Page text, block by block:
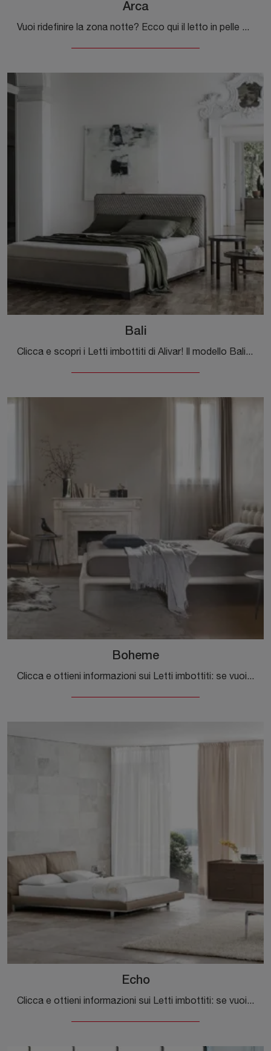
Arca
Vuoi ridefinire la zona notte? Ecco qui il letto in pelle Arca di Alivar per spazi moderni.
Bali
Clicca e scopri i Letti imbottiti di Alivar! Il modello Bali in tessuto ti aspetta nelle versioni matrimoniali.
Boheme
Clicca e ottieni informazioni sui Letti imbottiti: se vuoi modelli matrimoniali moderni, il modello Boheme Alivar fa al caso tuo.
Echo
Clicca e ottieni informazioni sui Letti imbottiti: se vuoi modelli matrimoniali design, il modello Echo Alivar fa al caso tuo.